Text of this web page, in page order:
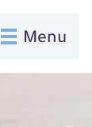
Menu